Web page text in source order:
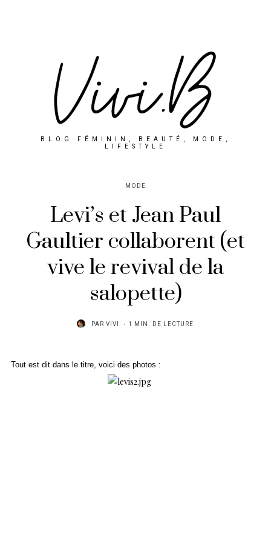
BLOG FÉMININ, BEAUTÉ, MODE,
LIFESTYLE
MODE
Levi’s et Jean Paul
Gaultier collaborent (et
vive le revival de la
salopette)
PAR VIVI 1 MIN. DE LECTURE
Tout est dit dans le titre, voici des photos :